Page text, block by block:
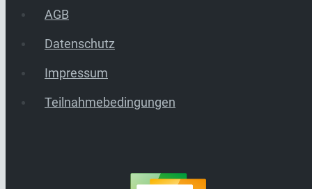
AGB
Datenschutz
Impressum
Teilnahmebedingungen